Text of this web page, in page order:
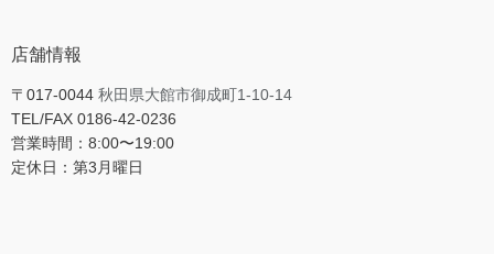
店舗情報
〒017-0044 秋田県大館市御成町1-10-14
TEL/FAX 0186-42-0236
営業時間：8:00〜19:00
定休日：第3月曜日